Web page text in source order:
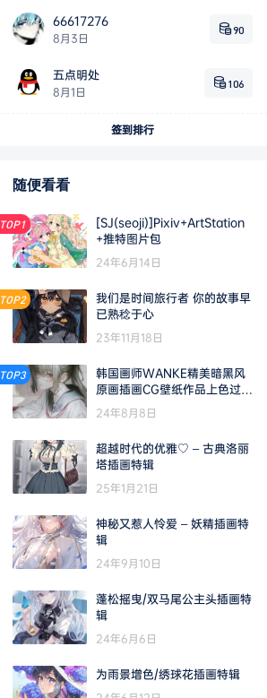
66617276
8月3日
90
五点明处
8月1日
106
签到排行
随便看看
TOP1
[SJ(seoji)]Pixiv+ArtStation
+推特图片包
24年6月14日
TOP2
我们是时间旅行者 你的故事早
已熟稔于心
23年11月18日
TOP3
韩国画师WANKE精美暗黑风
原画插画CG壁纸作品上色过程
美术图片集
24年8月8日
超越时代的优雅♡ – 古典洛丽
塔插画特辑
25年1月21日
神秘又惹人怜爱 – 妖精插画特
辑
24年9月10日
蓬松摇曳/双马尾公主头插画特
辑
24年6月6日
为雨景增色/绣球花插画特辑